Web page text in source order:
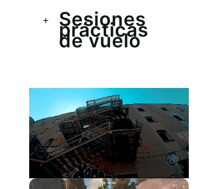
Sesiones
prácticas
de vuelo